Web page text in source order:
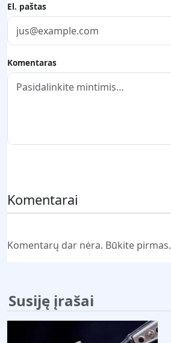
El. paštas
Komentaras
Komentarai
Komentarų dar nėra. Būkite pirmas.
Susiję įrašai